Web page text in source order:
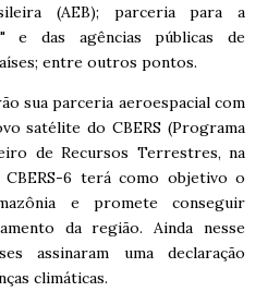
(AEB); parceria para a
e das agências públicas de
entre outros pontos.
sua parceria aeroespacial com
satélite do CBERS (Programa
de Recursos Terrestres, na
6 terá como objetivo o
e promete conseguir
da região. Ainda nesse
assinaram uma declaração
climáticas.